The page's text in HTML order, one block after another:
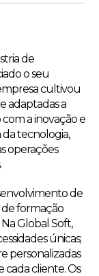
de
o seu
cultivou
adaptadas a
com a inovação e
tecnologia,
operações
de
formação
Global Soft,
únicas;
personalizadas
cada cliente. Os